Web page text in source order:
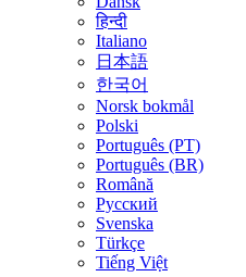
हिन्दी
Italiano
日本語
한국어
Norsk bokmål
Polski
Português (PT)
Português (BR)
Română
Русский
Svenska
Türkçe
Tiếng Việt